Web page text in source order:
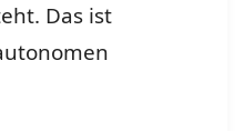
Das ist